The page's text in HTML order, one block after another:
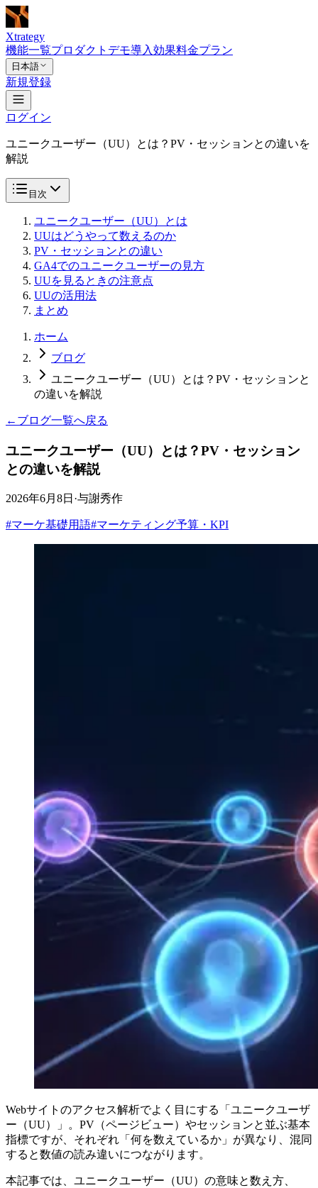
Xtrategy
機能一覧プロダクトデモ導入効果料金プラン
日本語
新規登録
ログイン
ユニークユーザー（UU）とは？PV・セッションとの違いを
解説
目次
ユニークユーザー（UU）とは
UUはどうやって数えるのか
PV・セッションとの違い
GA4でのユニークユーザーの見方
UUを見るときの注意点
UUの活用法
まとめ
ホーム
ブログ
ユニークユーザー（UU）とは？PV・セッションと
の違いを解説
← ブログ一覧へ戻る
ユニークユーザー（UU）とは？PV・セッション
との違いを解説
2026年6月8日 ·与謝秀作
#マーケ基礎用語#マーケティング予算・KPI
Webサイトのアクセス解析でよく目にする「ユニークユーザ
ー（UU）」。PV（ページビュー）やセッションと並ぶ基本
指標ですが、それぞれ「何を数えているか」が異なり、混同
すると数値の読み違いにつながります。
本記事では、ユニークユーザー（UU）の意味と数え方、